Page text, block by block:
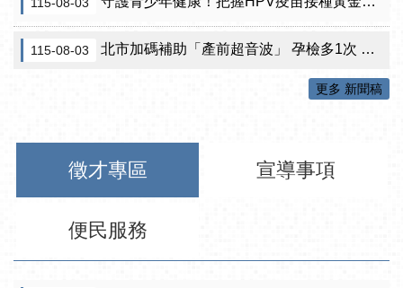
115-08-03 北市加碼補助「產前超音波」 孕檢多1次 準媽咪「超」安心！
更多 新聞稿
徵才專區 宣導事項
便民服務